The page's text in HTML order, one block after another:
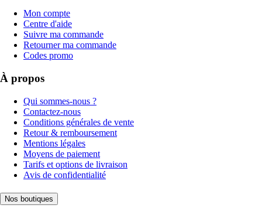
Mon compte
Centre d'aide
Suivre ma commande
Retourner ma commande
Codes promo
À propos
Qui sommes-nous ?
Contactez-nous
Conditions générales de vente
Retour & remboursement
Mentions légales
Moyens de paiement
Tarifs et options de livraison
Avis de confidentialité
Nos boutiques